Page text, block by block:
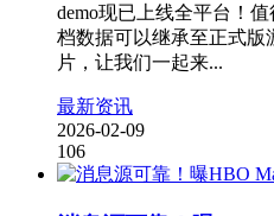
demo现已上线全平台！
档数据可以继承至正式版
片，让我们一起来...
最新资讯
2026-02-09
106